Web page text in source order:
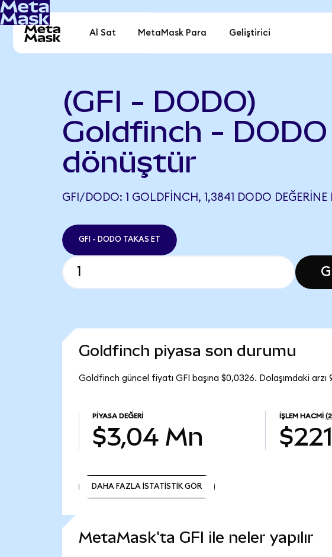
Al Sat MetaMask Para Geliştirici
(GFI - DODO)
Goldfinch -
dönüştür
GFI/DODO: 1 GOLDFINCH, 1,3841 DODO DEĞERINE
GFI - DODO TAKAS ET
Goldfinch piyasa son durumu
Goldfinch güncel fiyatı GFI başına $0,0326. Dolaşımdaki
PIYASA DEĞERI
$3,04 Mn
İŞLEM HACMI
DAHA FAZLA İSTATİSTİK GÖR
MetaMask'ta GFI ile neler yapılır